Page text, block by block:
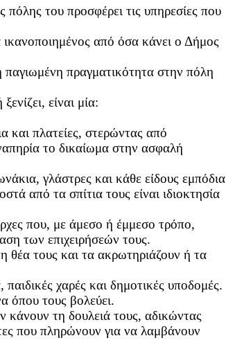
του προσφέρει τις υπηρεσίες που
ικανοποιημένος από όσα κάνει ο Δήμος
παγιωμένη πραγματικότητα στην πόλη
είναι μία:
και πλατείες, στερώντας από
το δικαίωμα στην ασφαλή
γλάστρες και κάθε είδους εμπόδια
από τα σπίτια τους είναι ιδιοκτησία
που, με άμεσο ή έμμεσο τρόπο,
των επιχειρήσεών τους.
θέα τους και τα ακρωτηριάζουν ή τα
χαρές και δημοτικές υποδομές.
όπου τους βολεύει.
κάνουν τη δουλειά τους, αδικώντας
που πληρώνουν για να λαμβάνουν